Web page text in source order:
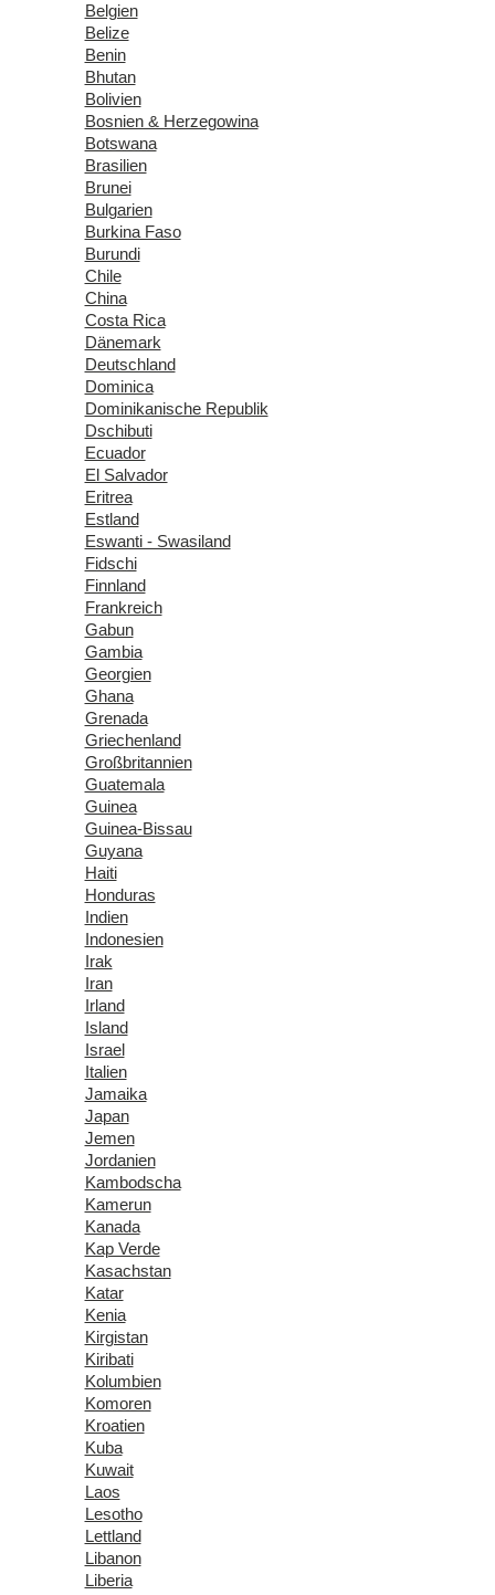
Belgien
Belize
Benin
Bhutan
Bolivien
Bosnien & Herzegowina
Botswana
Brasilien
Brunei
Bulgarien
Burkina Faso
Burundi
Chile
China
Costa Rica
Dänemark
Deutschland
Dominica
Dominikanische Republik
Dschibuti
Ecuador
El Salvador
Eritrea
Estland
Eswanti - Swasiland
Fidschi
Finnland
Frankreich
Gabun
Gambia
Georgien
Ghana
Grenada
Griechenland
Großbritannien
Guatemala
Guinea
Guinea-Bissau
Guyana
Haiti
Honduras
Indien
Indonesien
Irak
Iran
Irland
Island
Israel
Italien
Jamaika
Japan
Jemen
Jordanien
Kambodscha
Kamerun
Kanada
Kap Verde
Kasachstan
Katar
Kenia
Kirgistan
Kiribati
Kolumbien
Komoren
Kroatien
Kuba
Kuwait
Laos
Lesotho
Lettland
Libanon
Liberia